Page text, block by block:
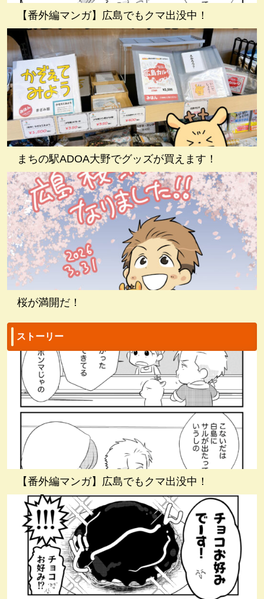
【番外編マンガ】広島でもクマ出没中！
まちの駅ADOA大野でグッズが買えます！
桜が満開だ！
ストーリー
【番外編マンガ】広島でもクマ出没中！